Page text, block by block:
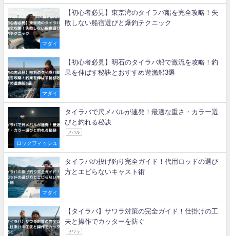
マダイ
【初心者必見】東京湾のタイラバ船を完全攻略！失
敗しない船宿選びと爆釣テクニック
マダイ
【初心者必見】明石のタイラバ船で激流を攻略！釣
果を伸ばす秘訣とおすすめ遊漁船3選
ロックフィッシュ
タイラバで尺メバルが連発！最適な重さ・カラー選
びと釣れる秘訣
メバル
マダイ
タイラバの投げ釣り完全ガイド！代用ロッドの選び
方とエビらないキャスト術
【タイラバ】サワラ対策の完全ガイド！仕掛けの工
夫と操作でカッターを防ぐ
サワラ